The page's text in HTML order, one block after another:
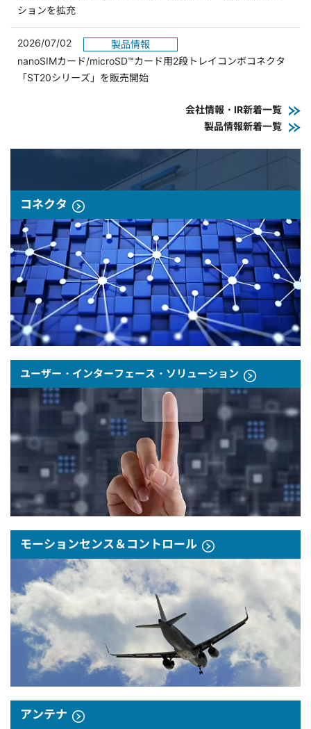
ションを拡充
2026/07/02
製品情報
nanoSIMカード/microSD™カード用2段トレイコンボコネクタ
「ST20シリーズ」を販売開始
会社情報・IR新着一覧
製品情報新着一覧
コネクタ
ユーザー・インターフェース・ソリューション
モーションセンス＆コントロール
アンテナ